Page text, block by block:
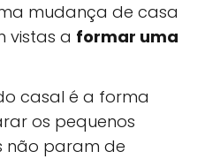
mudança de casa
vistas a formar uma
casal é a forma
os pequenos
não param de